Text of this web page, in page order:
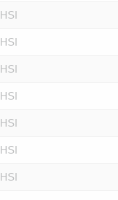
HSI
HSI
HSI
HSI
HSI
HSI
HSI